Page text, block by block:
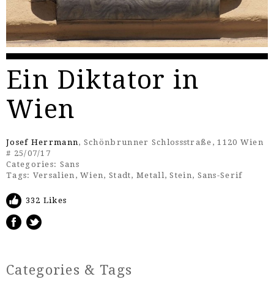
Ein Diktator in
Wien
Josef Herrmann, Schönbrunner Schlossstraße, 1120 Wien
# 25/07/17
Categories: Sans
Tags: Versalien ,Wien, Stadt,Metall,Stein, Sans-Serif
332 Likes
Categories & Tags